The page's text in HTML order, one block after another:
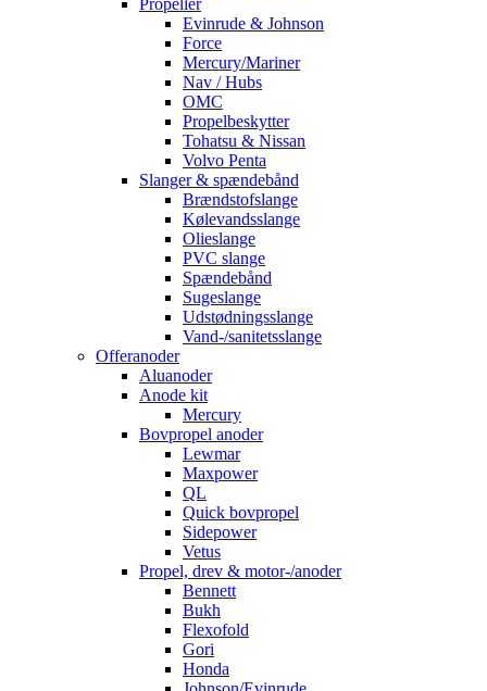
Propeller
Evinrude & Johnson
Force
Mercury/Mariner
Nav / Hubs
OMC
Propelbeskytter
Tohatsu & Nissan
Volvo Penta
Slanger & spændebånd
Brændstofslange
Kølevandsslange
Olieslange
PVC slange
Spændebånd
Sugeslange
Udstødningsslange
Vand-/sanitetsslange
Offeranoder
Aluanoder
Anode kit
Mercury
Bovpropel anoder
Lewmar
Maxpower
QL
Quick bovpropel
Sidepower
Vetus
Propel, drev & motor-/anoder
Bennett
Bukh
Flexofold
Gori
Honda